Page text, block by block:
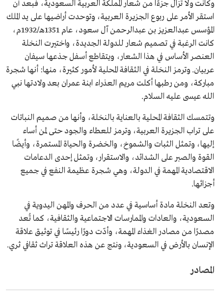
وكانت ولا تزال جزءًا من شعار المملكة العربية السعودية، فبعد أن
استقر الأمر على ربوع الجزيرة العربية، وتوحدت أراضيها على يد الملك
المؤسس عبدالعزيز بن عبدالرحمن آل سعود، عام 1351هـ/1932م،
كانت الرغبة في تصميم شعار للدولة الجديدة، واختيرت النخلة
العنصر الأساس في هذا الشعار، ويتقاطع أسفل جذعها سيفان
عربيان. وترمز النخلة في الثقافة المحلية لأمور كثيرة، منها: أنها شجرة
مباركة، ومن رطبها أكلت مريم العذراء ابنة عمران بعد ولادتها نبي
الله عيسى عليه السلام.
وتتمسك الثقافة المحلية بالعناية بالنخلة، وأنها من صميم النباتات
على تراب الجزيرة العربية، وترمز للعطاء والجود حتى لمن أساء
إليها، وتمثل الثبات والشموخ، والخضرة والحياة المستمرة، وأيضًا
القوة والصبر على الشدائد، والاستقرار، وتمثل إحدى الدعامات
الاقتصادية المهمة في الدولة، وهي شجرة عظيمة النفع في جميع
أجزائها.
وتعد النخلة مادة أساسية في عدد من الحرف والمهن اليدوية في
السعودية، والعادات والممارسات الاجتماعية والثقافية، كما تُعد
مصدرًا من مصادر الغذاء المهمة، وأدّت دورًا رئيسًا في توثيق علاقة
الإنسان بالأرض في السعودية، ونتج عن هذه العلاقة تراث ثقافي ثري.
المصادر